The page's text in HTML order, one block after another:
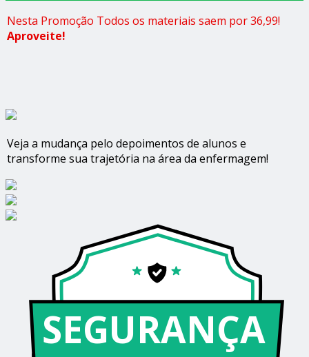
Nesta Promoção Todos os materiais saem por 36,99!
Aproveite!
Veja a mudança pelo depoimentos de alunos e
transforme sua trajetória na área da enfermagem!
SEGURANÇA